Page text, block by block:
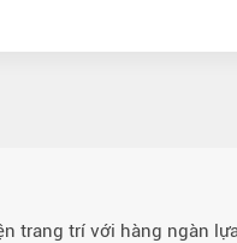
trang trí với hàng ngàn